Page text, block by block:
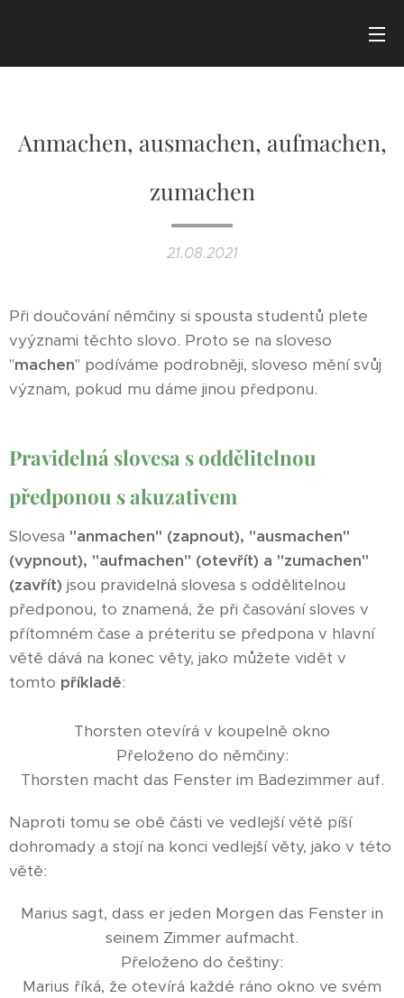
Anmachen, ausmachen, aufmachen,
zumachen
21.08.2021
Při doučování němčiny si spousta studentů plete
vyýznami těchto slovo. Proto se na sloveso
"machen" podíváme podrobněji, sloveso mění svůj
význam, pokud mu dáme jinou předponu.
Pravidelná slovesa s oddělitelnou
předponou s akuzativem
Slovesa "anmachen" (zapnout), "ausmachen"
(vypnout), "aufmachen" (otevřít) a "zumachen"
(zavřít) jsou pravidelná slovesa s oddělitelnou
předponou, to znamená, že při časování sloves v
přítomném čase a préteritu se předpona v hlavní
větě dává na konec věty, jako můžete vidět v
tomto příkladě:
Thorsten otevírá v koupelně okno
Přeloženo do němčiny:
Thorsten macht das Fenster im Badezimmer auf.
Naproti tomu se obě části ve vedlejší větě píší
dohromady a stojí na konci vedlejší věty, jako v této
větě:
Marius sagt, dass er jeden Morgen das Fenster in
seinem Zimmer aufmacht.
Přeloženo do češtiny:
Marius říká, že otevírá každé ráno okno ve svém